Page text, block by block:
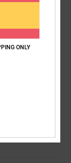
este producto
ONLY